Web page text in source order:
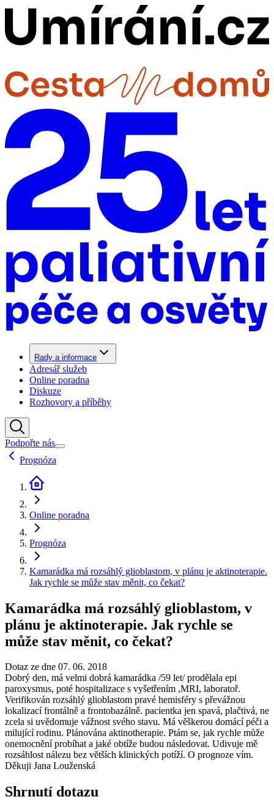
Rady a informace
Adresář služeb
Online poradna
Diskuze
Rozhovory a příběhy
Podpořte nás
Prognóza
Online poradna
Prognóza
Kamarádka má rozsáhlý glioblastom, v plánu je aktinoterapie.
Jak rychle se může stav měnit, co čekat?
Kamarádka má rozsáhlý glioblastom, v
plánu je aktinoterapie. Jak rychle se
může stav měnit, co čekat?
Dotaz ze dne 07. 06. 2018
Dobrý den, má velmi dobrá kamarádka /59 let/ prodělala epi
paroxysmus, poté hospitalizace s vyšetřením ,MRI, laboratoř.
Verifikován rozsáhlý glioblastom pravé hemisféry s převážnou
lokalizací frontálně a frontobazálně. pacientka jen spavá, plačtivá, ne
zcela si uvědomuje vážnost svého stavu. Má věškerou domácí péči a
milující rodinu. Plánována aktinotherapie. Ptám se, jak rychle může
onemocnění probíhat a jaké obtíže budou následovat. Udivuje mě
rozsáhlost nálezu bez větších klinických potíží. O prognoze vím.
Děkuji Jana Louženská
Shrnutí dotazu